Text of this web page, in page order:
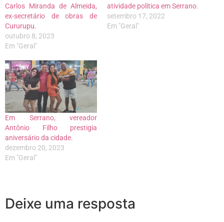
Carlos Miranda de Almeida,
ex-secretário de obras de
Cururupu.
outubro 8, 2023
Em "Geral"
atividade política em Serrano.
setembro 17, 2022
Em "Geral"
Em Serrano, vereador
Antônio Filho prestigia
aniversário da cidade.
dezembro 20, 2023
Em "Geral"
Deixe uma resposta